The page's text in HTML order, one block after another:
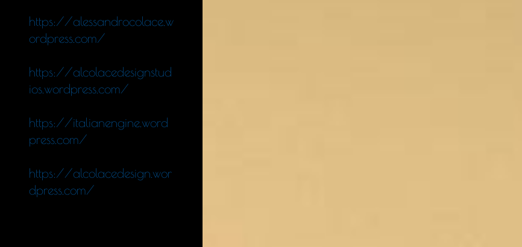
https://alessandrocolace.w
ordpress.com/
https://alcolacedesignstud
ios.wordpress.com/
https://italianengine.word
press.com/
https://alcolacedesign.wor
dpress.com/